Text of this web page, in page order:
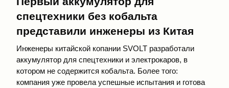
спецтехники без кобальта
представили инженеры из Китая
Инженеры китайской копании SVOLT разработали
аккумулятор для спецтехники и электрокаров, в
котором не содержится кобальта. Более того:
компания уже провела успешные испытания и готова